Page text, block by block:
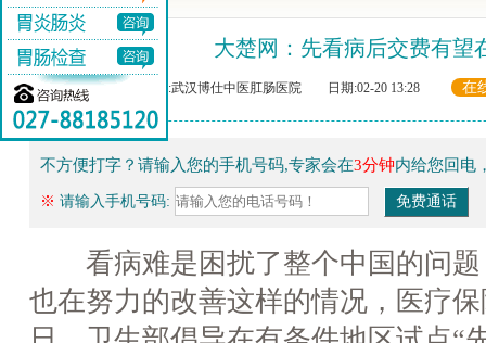
大楚网：先看病后交费有望
来源:武汉博仕中医肛肠医院 日期:02-20 13:28 在
不方便打字？请输入您的手机号码,专家会在3分钟内给您回电
※ 请输入手机号码:
看病难是困扰了整个中国的问题
也在努力的改善这样的情况，医疗